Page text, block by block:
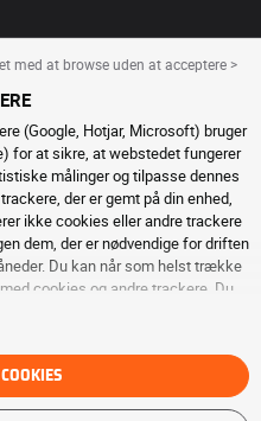
med at browse uden at acceptere >
(Google, Hotjar, Microsoft) bruger
for at sikre, at webstedet fungerer
målinger og tilpasse dennes
der er gemt på din enhed,
ikke cookies eller andre trackere
dem, der er nødvendige for driften
Du kan når som helst trække
cookies og andre trackere . Du
ikke adgang til tjenesterne
vi dig til at konsulteresiden om